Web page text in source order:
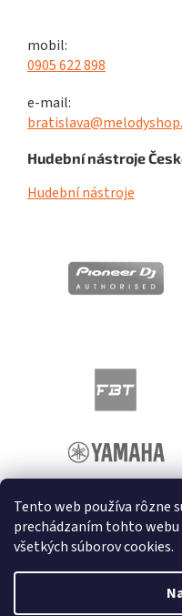
Tento web používa rôzne
prechádzaním tohto
všetkých súborov cookies.
mobil:
0905 622 898
e-mail:
Hudební nástroje
Hudební nástroje